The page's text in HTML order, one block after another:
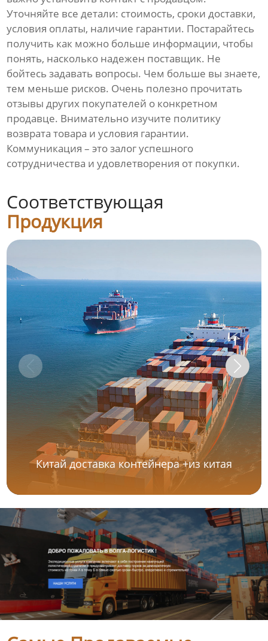
Уточняйте все детали: стоимость, сроки доставки,
условия оплаты, наличие гарантии. Постарайтесь
получить как можно больше информации, чтобы
понять, насколько надежен поставщик. Не
бойтесь задавать вопросы. Чем больше вы знаете,
тем меньше рисков. Очень полезно прочитать
отзывы других покупателей о конкретном
продавце. Внимательно изучите политику
возврата товара и условия гарантии.
Коммуникация – это залог успешного
сотрудничества и удовлетворения от покупки.
Соответствующая
Продукция
Китай доставка контейнера +из китая